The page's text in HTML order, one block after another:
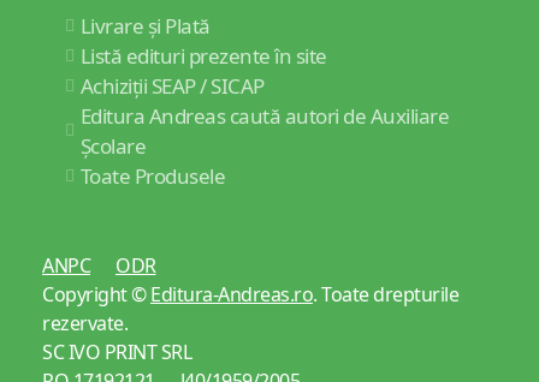
Livrare și Plată
Listă edituri prezente în site
Achiziții SEAP / SICAP
Editura Andreas caută autori de Auxiliare
Școlare
Toate Produsele
ANPC
ODR
Copyright ©Editura-Andreas.ro. Toate drepturile
rezervate.
SC IVO PRINT SRL